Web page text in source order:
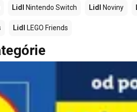
Lidl Nintendo Switch Lidl Noviny
Lidl LEGO Friends